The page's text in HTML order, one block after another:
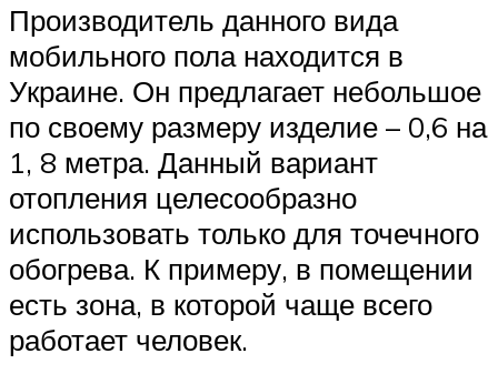
Производитель данного вида
мобильного пола находится в
Украине. Он предлагает небольшое
по своему размеру изделие – 0,6 на
1, 8 метра. Данный вариант
отопления целесообразно
использовать только для точечного
обогрева. К примеру, в помещении
есть зона, в которой чаще всего
работает человек.